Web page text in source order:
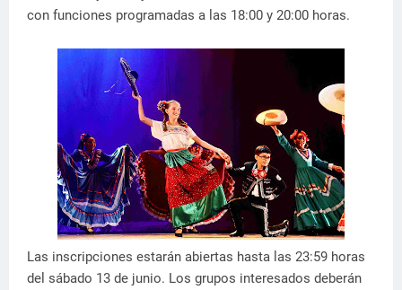
con funciones programadas a las 18:00 y 20:00 horas.
Las inscripciones estarán abiertas hasta las 23:59 horas
del sábado 13 de junio. Los grupos interesados deberán